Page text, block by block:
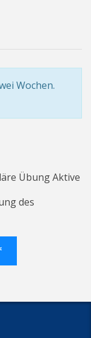
Wochen.
Übung Aktive
des